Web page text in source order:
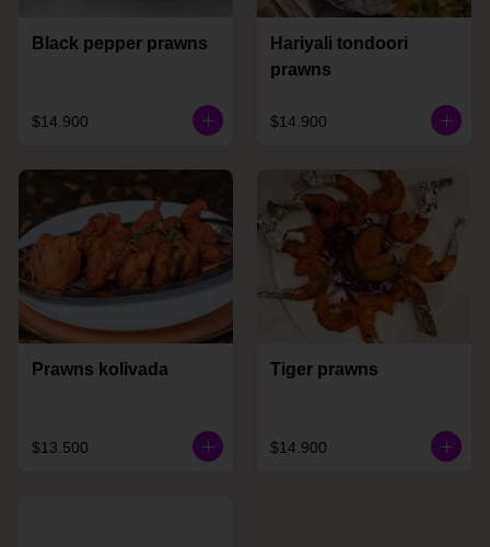
Black pepper prawns
$14.900
Hariyali tondoori
prawns
$14.900
Prawns kolivada
$13.500
Tiger prawns
$14.900